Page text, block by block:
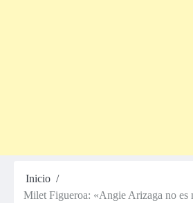
Inicio
Milet Figueroa: «Angie Arizaga no es